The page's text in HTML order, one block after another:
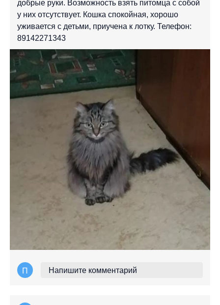
добрые руки. Возможность взять питомца с собой
у них отсутствует. Кошка спокойная, хорошо
уживается с детьми, приучена к лотку. Телефон:
89142271343
П Напишите комментарий